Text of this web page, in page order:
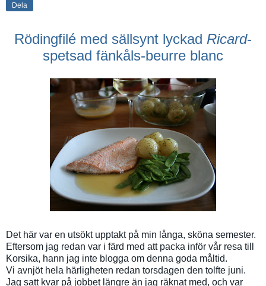
Dela
Rödingfilé med sällsynt lyckad Ricard-
spetsad fänkåls-beurre blanc
Det här var en utsökt upptakt på min långa, sköna semester.
Eftersom jag redan var i färd med att packa inför vår resa till
Korsika, hann jag inte blogga om denna goda måltid.
Vi avnjöt hela härligheten redan torsdagen den tolfte juni.
Jag satt kvar på jobbet längre än jag räknat med, och var